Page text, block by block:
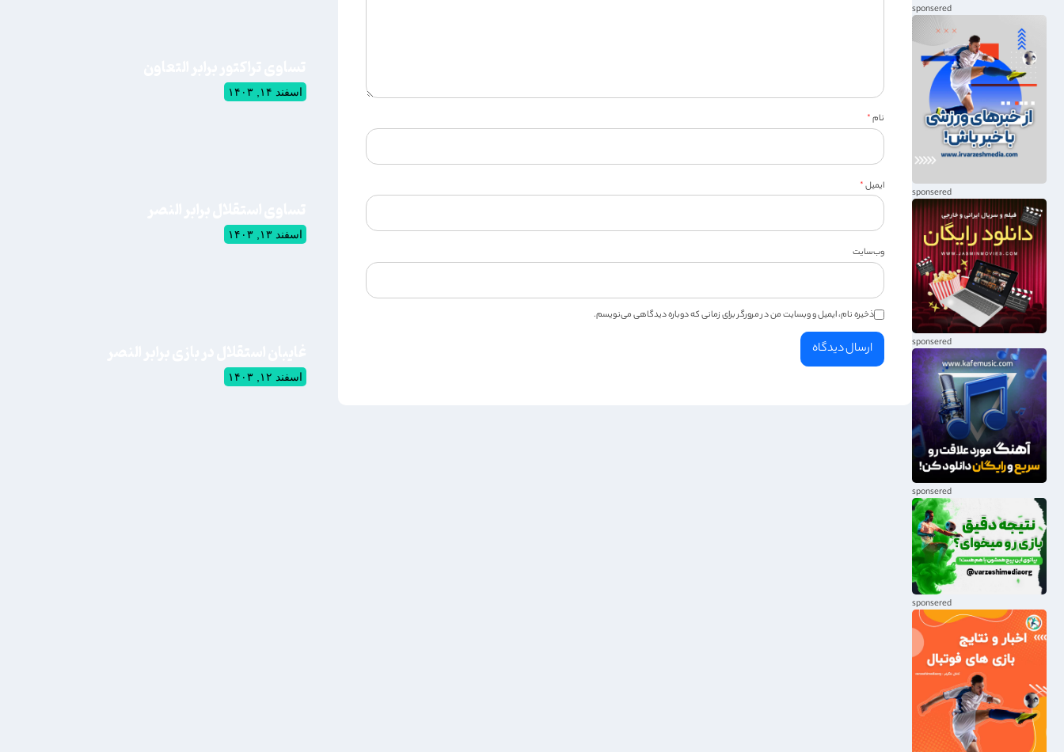
نام*
ایمیل*
وب‌سایت
ذخیره نام، ایمیل و وبسایت من در مرورگر برای زمانی که دوباره دیدگاهی می‌نویسم.
اسفند ۱۴, ۱۴۰۳
اسفند ۱۳, ۱۴۰۳
اسفند ۱۲, ۱۴۰۳